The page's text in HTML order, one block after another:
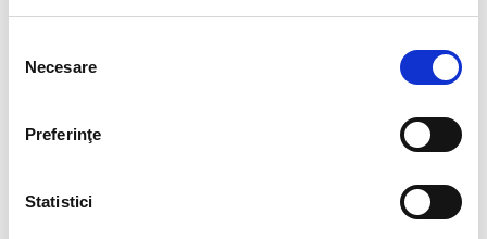
consimțământului
Necesare
Preferinţe
Statistici
microintreprinderilor de la incheierea fiselor de post si
abrogate. Ca atare, incepand cu data de 06.10.2022
microintreprinderile trebuie sa intocmeasca in scris